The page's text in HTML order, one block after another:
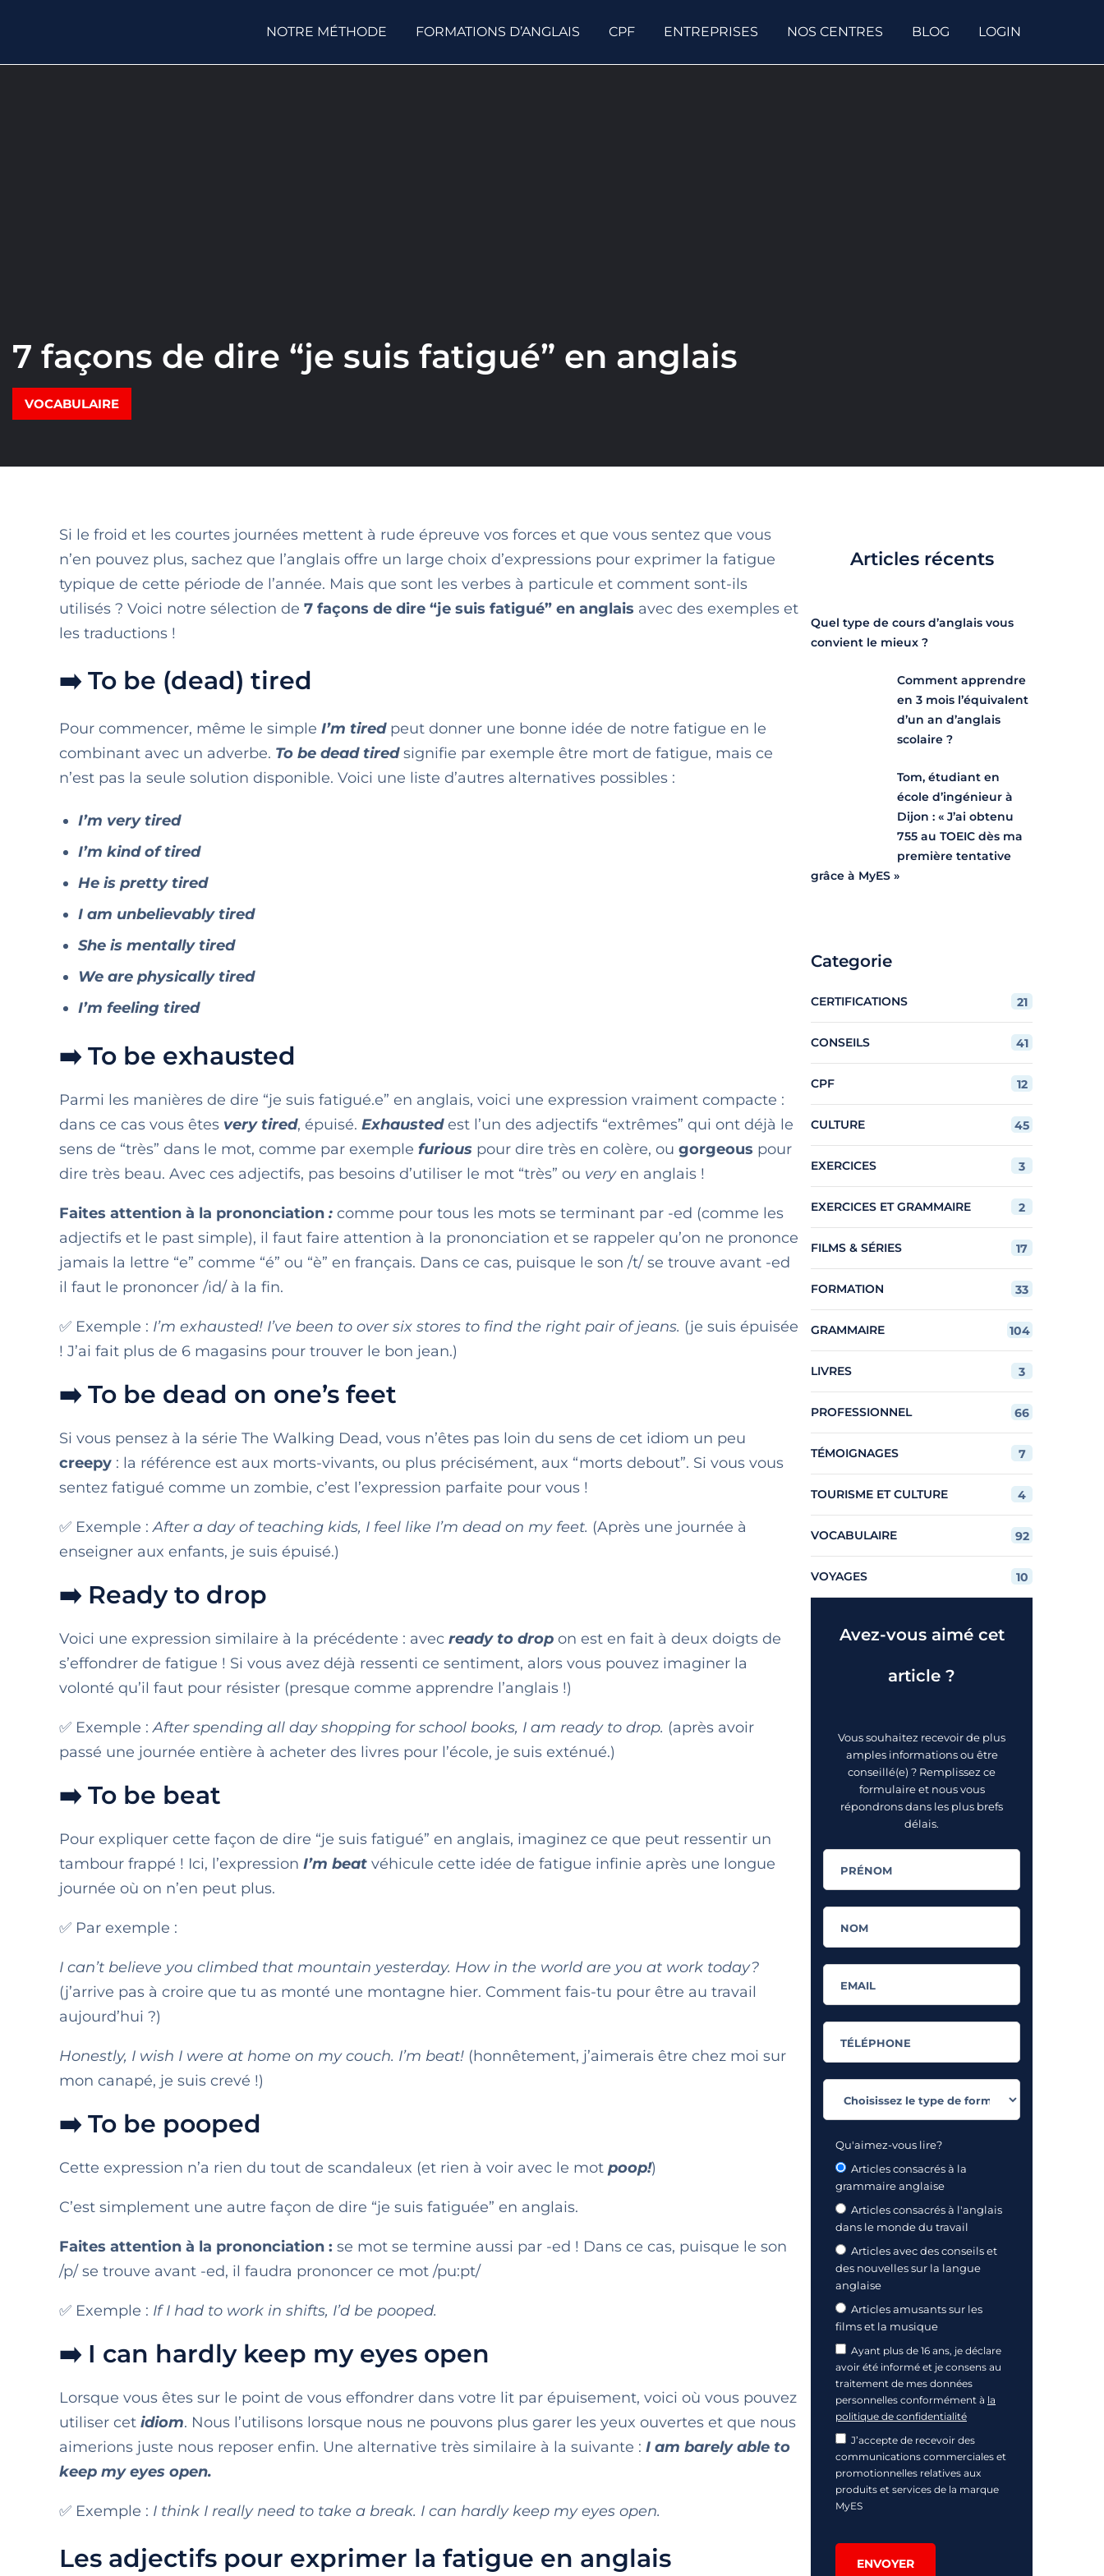
NOTRE MÉTHODE FORMATIONS D’ANGLAIS CPF ENTREPRISES NOS CENTRES BLOG LOGIN
7 façons de dire “je suis fatigué” en anglais
VOCABULAIRE
Si le froid et les courtes journées mettent à rude épreuve vos forces et que vous sentez que vous
n’en pouvez plus, sachez que l’anglais offre un large choix d’expressions pour exprimer la fatigue
typique de cette période de l’année. Mais que sont les verbes à particule et comment sont-ils
utilisés ? Voici notre sélection de 7 façons de dire “je suis fatigué” en anglais avec des exemples et
les traductions !
➡️ To be (dead) tired
Pour commencer, même le simple I’m tiredpeut donner une bonne idée de notre fatigue en le
combinant avec un adverbe. To be dead tired signifie par exemple être mort de fatigue, mais ce
n’est pas la seule solution disponible. Voici une liste d’autres alternatives possibles :
I’m very tired
I’m kind of tired
He is pretty tired
I am unbelievably tired
She is mentally tired
We are physically tired
I’m feeling tired
➡️ To be exhausted
Parmi les manières de dire “je suis fatigué.e” en anglais, voici une expression vraiment compacte :
dans ce cas vous êtes very tired, épuisé. Exhaustedest l’un des adjectifs “extrêmes” qui ont déjà le
sens de “très” dans le mot, comme par exemple furious pour dire très en colère, ou gorgeous pour
dire très beau. Avec ces adjectifs, pas besoins d’utiliser le mot “très” ou veryen anglais !
Faites attention à la prononciation : comme pour tous les mots se terminant par -ed (comme les
adjectifs et le past simple), il faut faire attention à la prononciation et se rappeler qu’on ne prononce
jamais la lettre “e” comme “é” ou “è” en français. Dans ce cas, puisque le son /t/ se trouve avant -ed
il faut le prononcer /id/ à la fin.
✅ Exemple : I’m exhausted! I’ve been to over six stores to find the right pair of jeans. (je suis épuisée
! J’ai fait plus de 6 magasins pour trouver le bon jean.)
➡️ To be dead on one’s feet
Si vous pensez à la série The Walking Dead, vous n’êtes pas loin du sens de cet idiom un peu
creepy : la référence est aux morts-vivants, ou plus précisément, aux “morts debout”. Si vous vous
sentez fatigué comme un zombie, c’est l’expression parfaite pour vous !
✅ Exemple :After a day of teaching kids, I feel like I’m dead on my feet. (Après une journée à
enseigner aux enfants, je suis épuisé.)
➡️ Ready to drop
Voici une expression similaire à la précédente : avec ready to drop on est en fait à deux doigts de
s’effondrer de fatigue ! Si vous avez déjà ressenti ce sentiment, alors vous pouvez imaginer la
volonté qu’il faut pour résister (presque comme apprendre l’anglais !)
✅ Exemple :After spending all day shopping for school books, I am ready to drop. (après avoir
passé une journée entière à acheter des livres pour l’école, je suis exténué.)
➡️ To be beat
Pour expliquer cette façon de dire “je suis fatigué” en anglais, imaginez ce que peut ressentir un
tambour frappé ! Ici, l’expression I’m beat véhicule cette idée de fatigue infinie après une longue
journée où on n’en peut plus.
✅ Par exemple :
I can’t believe you climbed that mountain yesterday. How in the world are you at work today?
(j’arrive pas à croire que tu as monté une montagne hier. Comment fais-tu pour être au travail
aujourd’hui ?)
Honestly, I wish I were at home on my couch. I’m beat! (honnêtement, j’aimerais être chez moi sur
mon canapé, je suis crevé !)
➡️ To be pooped
Cette expression n’a rien du tout de scandaleux (et rien à voir avec le mot poop!)
C’est simplement une autre façon de dire “je suis fatiguée” en anglais.
Faites attention à la prononciation : se mot se termine aussi par -ed ! Dans ce cas, puisque le son
/p/ se trouve avant -ed, il faudra prononcer ce mot /pu:pt/
✅ Exemple : If I had to work in shifts, I’d be pooped.
➡️ I can hardly keep my eyes open
Lorsque vous êtes sur le point de vous effondrer dans votre lit par épuisement, voici où vous pouvez
utiliser cet idiom. Nous l’utilisons lorsque nous ne pouvons plus garer les yeux ouvertes et que nous
aimerions juste nous reposer enfin. Une alternative très similaire à la suivante : I am barely able to
keep my eyes open.
✅ Exemple : I think I really need to take a break. I can hardly keep my eyes open.
Les adjectifs pour exprimer la fatigue en anglais
Articles récents
Quel type de cours d’anglais vous
convient le mieux ?
Comment apprendre
en 3 mois l’équivalent
d’un an d’anglais
scolaire ?
Tom, étudiant en
école d’ingénieur à
Dijon : « J’ai obtenu
755 au TOEIC dès ma
première tentative
grâce à MyES »
Categorie
CERTIFICATIONS 21
CONSEILS 41
CPF 12
CULTURE 45
EXERCICES 3
EXERCICES ET GRAMMAIRE 2
FILMS & SÉRIES 17
FORMATION 33
GRAMMAIRE 104
LIVRES 3
PROFESSIONNEL 66
TÉMOIGNAGES 7
TOURISME ET CULTURE 4
VOCABULAIRE 92
VOYAGES 10
Avez-vous aimé cet
article ?
Vous souhaitez recevoir de plus
amples informations ou être
conseillé(e) ? Remplissez ce
formulaire et nous vous
répondrons dans les plus brefs
délais.
Qu'aimez-vous lire?
Articles consacrés à la
grammaire anglaise
Articles consacrés à l'anglais
dans le monde du travail
Articles avec des conseils et
des nouvelles sur la langue
anglaise
Articles amusants sur les
films et la musique
Ayant plus de 16 ans, je déclare
avoir été informé et je consens au
traitement de mes données
personnelles conformément à la
politique de confidentialité
J’accepte de recevoir des
communications commerciales et
promotionnelles relatives aux
produits et services de la marque
MyES
ENVOYER